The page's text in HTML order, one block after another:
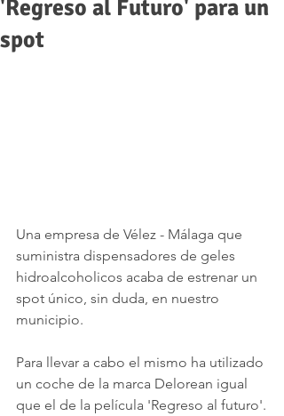
'Regreso al Futuro' para un
spot
Una empresa de Vélez - Málaga que
suministra dispensadores de geles
hidroalcoholicos acaba de estrenar un
spot único, sin duda, en nuestro
municipio.
Para llevar a cabo el mismo ha utilizado
un coche de la marca Delorean igual
que el de la película 'Regreso al futuro'.